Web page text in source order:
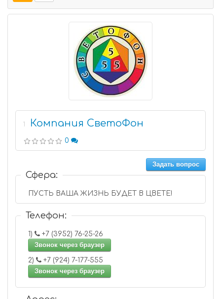
1 Компания СветоФон
0
Задать вопрос
Сфера:
ПУСТЬ ВАША ЖИЗНЬ БУДЕТ В ЦВЕТЕ!
Телефон:
1)
+7 (3952) 76-25-26
Звонок через браузер
2)
+7 (924) 7-177-555
Звонок через браузер